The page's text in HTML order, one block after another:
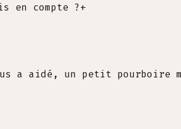
compte ?+
aidé, un petit pourboire